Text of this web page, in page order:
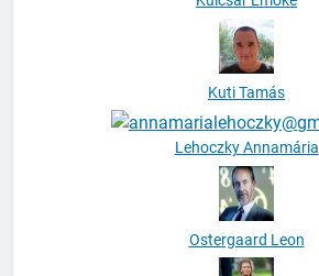
Kuti Tamás
Lehoczky Annamária
Ostergaard Leon